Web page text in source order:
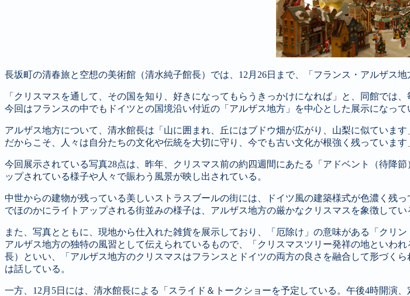
長坂町の清春旅と空想の美術館（清水純子館長）では、12月26日まで、「フランス・アルザス地
「クリスマスを通して、その国を知り、好きになってもらうきっかけになれば」と、同館では
今回はフランスの中でもドイツとの国境沿い付近の「アルザス地方」を中心とした展示になって
アルザス地方について、清水館長は「山に囲まれ、丘にはブドウ畑が広がり、山梨に似ていま
だからこそ、人々は自分たちの文化や伝統を大切に守り、今でも古い文化が根強く残っています
今回展示されている写真28点は、昨年、クリスマス前の約四週間にあたる「アドベント（待降
ップされている様子や人々で賑わう風景が映し出されている。
中世からの建物が残っている美しいストラスブールの街には、ドイツ風の建築様式が色濃く残
でほのかにライトアップされる街並みの様子は、アルザス地方の厳かなクリスマスを象徴してい
また、写真とともに、現地から仕入れた雑貨を展示しており、「厄除け」の意味がある「クリ
アルザス地方の独特の風習として伝えられているもので、「クリスマスツリー発祥の地といわ
長）といい、「アルザス地方のクリスマスはフランスとドイツの両方の良さを融合して形づく
は話している。
一方、12月5日には、清水館長による「スライド＆トークショーを予定している。午後4時開演、